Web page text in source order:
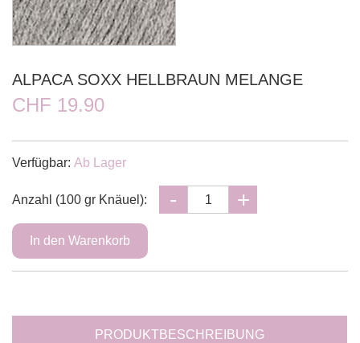
ALPACA SOXX HELLBRAUN MELANGE
CHF 19.90
Verfügbar: Ab Lager
Anzahl (100 gr Knäuel):
PRODUKTBESCHREIBUNG